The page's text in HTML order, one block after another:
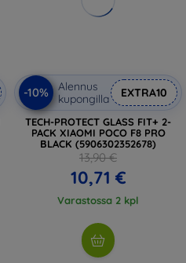
-10%
Alennus
kupongilla
EXTRA10
TECH-PROTECT GLASS FIT+ 2-
PACK XIAOMI POCO F8 PRO
BLACK (5906302352678)
13,90 €
10,71 €
Varastossa 2 kpl